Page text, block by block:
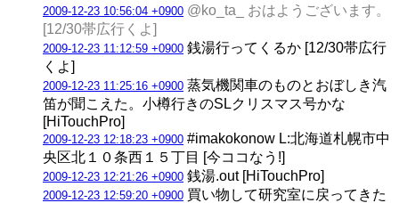
2009-12-23 10:56:04 +0900 @ko_ta_ おはようございます。
[12/30帯広行くよ]
2009-12-23 11:12:59 +0900 銭湯行ってくるか [12/30帯広行
くよ]
2009-12-23 11:25:16 +0900 蒸気機関車のものとおぼしき汽
笛が聞こえた。小樽行きのSLクリスマス号かな
[HiTouchPro]
2009-12-23 12:18:23 +0900 #imakokonow L:北海道札幌市中
央区北１０条西１５丁目 [今ココなう!]
2009-12-23 12:21:26 +0900 銭湯.out [HiTouchPro]
2009-12-23 12:59:20 +0900 買い物して研究室に戻ってきた